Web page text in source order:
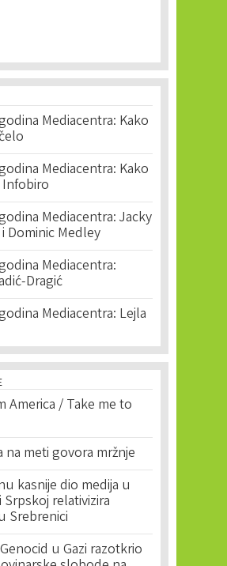
Mediacentra: Kako
Mediacentra: Kako
Mediacentra: Jacky
Dominic Medley
Mediacentra:
Dragić
Mediacentra: Lejla
America / Take me to
na meti govora mržnje
kasnije dio medija u
relativizira
Srebrenici
u Gazi razotkrio